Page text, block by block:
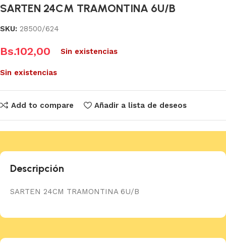
SARTEN 24CM TRAMONTINA 6U/B
SKU: 28500/624
Bs.102,00 Sin existencias
Sin existencias
Add to compare Añadir a lista de deseos
Descripción
SARTEN 24CM TRAMONTINA 6U/B